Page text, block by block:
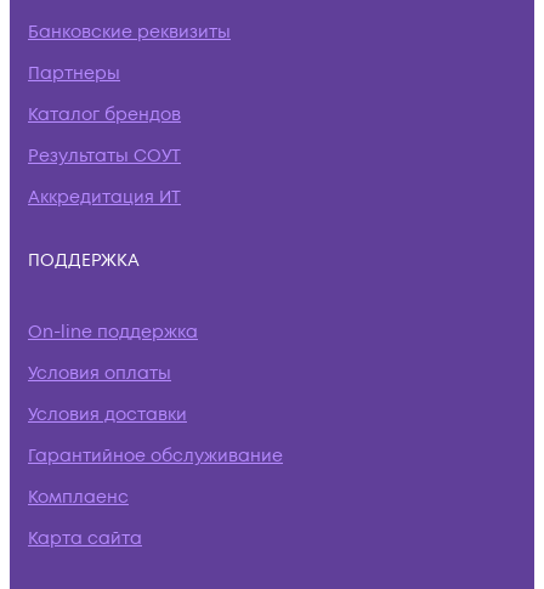
Банковские реквизиты
Партнеры
Каталог брендов
Результаты СОУТ
Аккредитация ИТ
ПОДДЕРЖКА
On-line поддержка
Условия оплаты
Условия доставки
Гарантийное обслуживание
Комплаенс
Карта сайта